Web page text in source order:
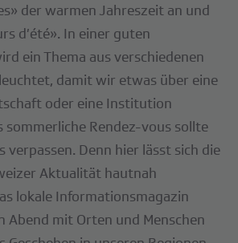
der warmen Jahreszeit an und
d’été». In einer guten
ein Thema aus verschiedenen
damit wir etwas über eine
oder eine Institution
sommerliche Rendez-vous sollte
verpassen. Denn hier lässt sich die
Aktualität hautnah
lokale Informationsmagazin
Abend mit Orten und Menschen